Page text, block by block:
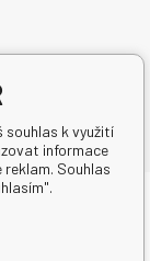
souhlas k využití
informace
Souhlas